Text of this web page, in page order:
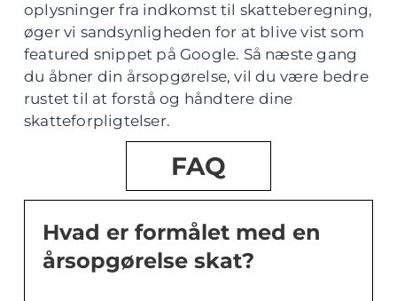
oplysninger fra indkomst til skatteberegning,
øger vi sandsynligheden for at blive vist som
featured snippet på Google. Så næste gang
du åbner din årsopgørelse, vil du være bedre
rustet til at forstå og håndtere dine
skatteforpligtelser.
FAQ
Hvad er formålet med en
årsopgørelse skat?